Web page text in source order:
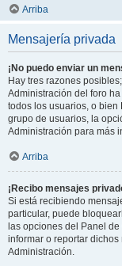
Arriba
Mensajería privada
¡No puedo enviar un
Hay tres razones
Administración del foro
todos los usuarios, o bien
grupo de usuarios, la
Administración para más
Arriba
¡Recibo mensajes
Si está recibiendo
particular, puede
las opciones del Panel
informar o reportar
Administración.